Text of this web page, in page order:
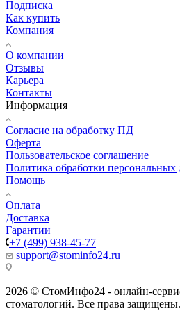
Подписка
Как купить
Компания
О компании
Отзывы
Карьера
Контакты
Информация
Согласие на обработку ПД
Оферта
Пользовательское соглашение
Политика обработки
Помощь
Оплата
Доставка
Гарантии
+7 (499) 938-45-77
support@stominfo24.ru
2026 © СтомИнфо24 - онлайн-
стоматологий. Все права